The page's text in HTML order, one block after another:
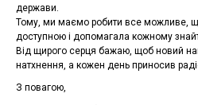
держави.
Тому, ми маємо робити все можливе,
доступною і допомагала кожному
Від щирого серця бажаю, щоб новий
натхнення, а кожен день приносив
З повагою,